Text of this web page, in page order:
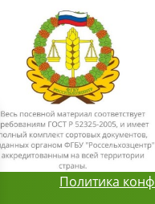
Политика